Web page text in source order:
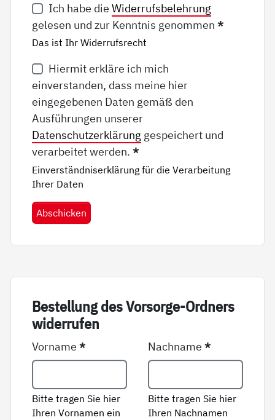
Ich habe die Widerrufsbelehrung
gelesen und zur Kenntnis genommen*
Das ist Ihr Widerrufsrecht
Hiermit erkläre ich mich
einverstanden, dass meine hier
eingegebenen Daten gemäß den
Ausführungen unserer
Datenschutzerklärung gespeichert und
verarbeitet werden.*
Einverständniserklärung für die Verarbeitung
Ihrer Daten
Abschicken
Be­stel­lung des Vor­sor­ge-Ord­ners
wi­der­ru­fen
Vorname*
Bitte tragen Sie hier
Ihren Vornamen ein
Nachname*
Bitte tragen Sie hier
Ihren Nachnamen